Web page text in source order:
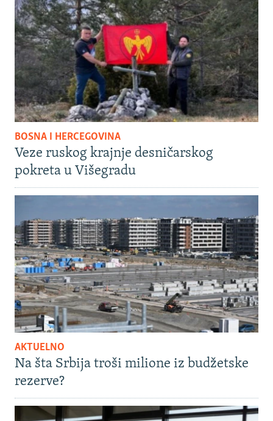
BOSNA I HERCEGOVINA
Veze ruskog krajnje desničarskog
pokreta u Višegradu
AKTUELNO
Na šta Srbija troši milione iz budžetske
rezerve?